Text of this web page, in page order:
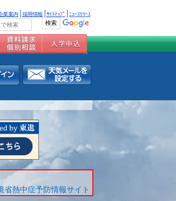
業案内 採用情報 ｻｲﾄﾏｯﾌﾟ ﾆｭｰｽﾘﾘｰｽ
熱中症予防情報サイト